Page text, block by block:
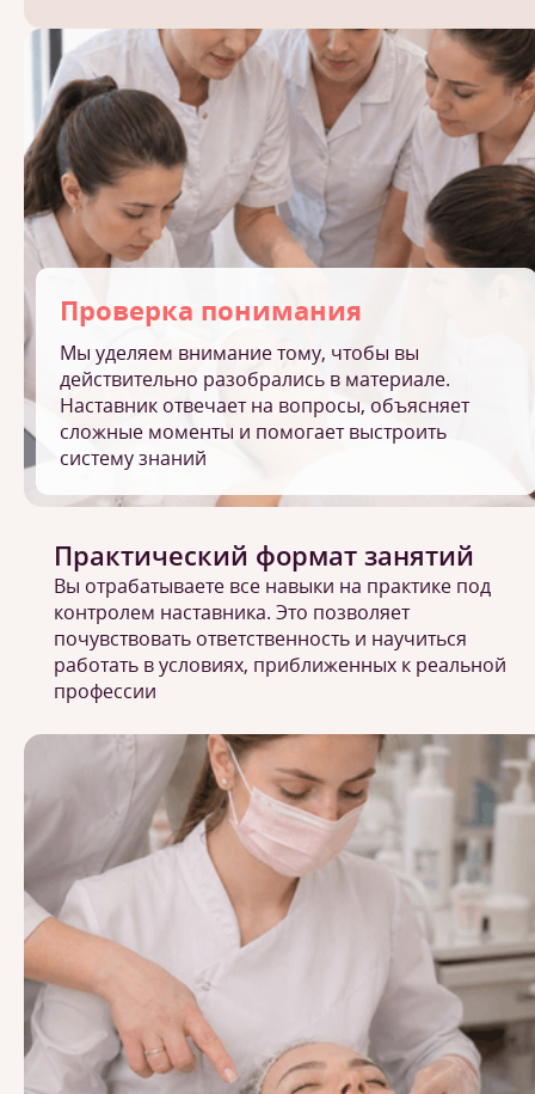
Проверка понимания
Мы уделяем внимание тому, чтобы вы
действительно разобрались в материале.
Наставник отвечает на вопросы, объясняет
сложные моменты и помогает выстроить
систему знаний
Практический формат занятий
Вы отрабатываете все навыки на практике под
контролем наставника. Это позволяет
почувствовать ответственность и научиться
работать в условиях, приближенных к реальной
профессии